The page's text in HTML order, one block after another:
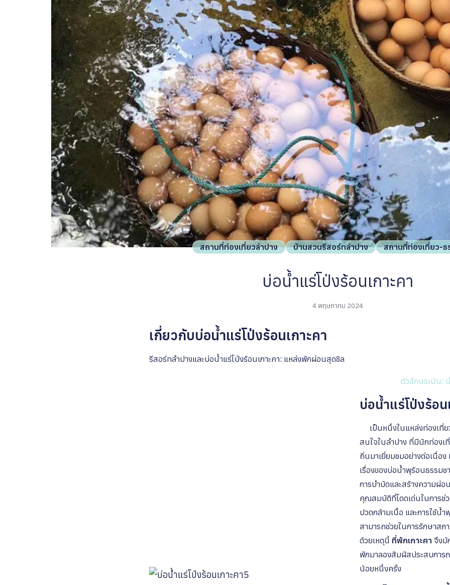
สถานที่ท่องเที่ยวลำปาง บ้านสวนรีสอร์ทลำปาง สถานที่ท่องเที่ยว-ธ
บ่อน้ำแร่โป่งร้อนเกาะคา
4 พฤษภาคม 2024
เกี่ยวกับบ่อน้ำแร่โป่งร้อนเกาะคา
รีสอร์ทลำปางและบ่อน้ำแร่โป่งร้อนเกาะคา: แหล่งพักผ่อนสุดชิล
ตัวอักษรเน้น:
บ่อน้ำแร่โป่งร้อน
เป็นหนึ่งในแหล่งท่องเที่ย
สนใจในลำปาง ที่มีนักท่องเ
ถิ่นมาเยี่ยมชมอย่างต่อเนื่อ
เรื่องของบ่อน้ำพุร้อนธรรม
การบำบัดและสร้างความผ่
คุณสมบัติที่โดดเด่นในการช่ว
ปวดกล้ามเนื้อ และการใช้น้ำ
สามารถช่วยในการรักษาส
ด้วยเหตุนี้ ที่พักเกาะคา จึงมั
พักมาลองสัมผัสประสบการ
น้อยหนึ่งครั้ง